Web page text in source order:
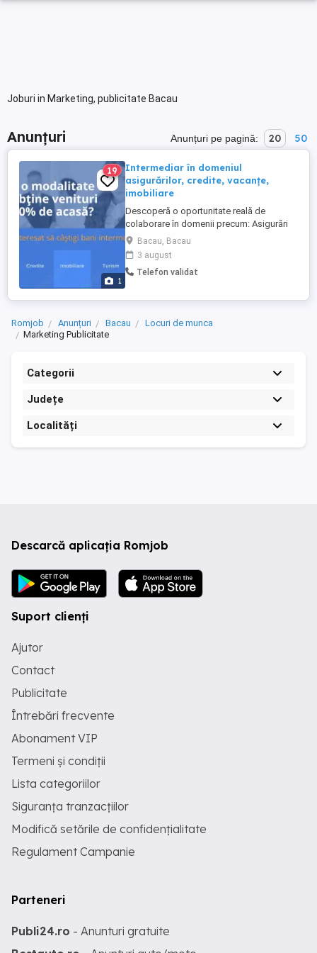
Joburi in Marketing, publicitate Bacau
Anunțuri Anunțuri pe pagină: 20 50
1
19
Intermediar în domeniul
asigurărilor, credite, vacanțe,
imobiliare
Descoperă o oportunitate reală de
colaborare în domenii precum: Asigurări
Credite Imobiliare Pensii private Turism
Lucrezi part-time sau full-time, în funcție
de timpul tău Fără experiență? Beneficiezi
de training gratuit și suport constant
motivante, ...
Bacau, Bacau
3 august
Telefon validat
Romjob Anunțuri Bacau
Locuri de munca
Marketing Publicitate
Categorii
Județe
Localități
Descarcă aplicația Romjob
Suport clienți
Ajutor
Contact
Publicitate
Întrebări frecvente
Abonament VIP
Termeni și condiții
Lista categoriilor
Siguranța tranzacțiilor
Modifică setările de confidențialitate
Regulament Campanie
Parteneri
Publi24.ro - Anunturi gratuite